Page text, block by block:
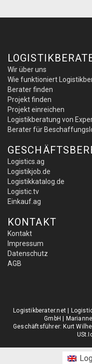
Wir über uns
Wie funktioniert
Berater finden
Projekt finden
Projekt einreichen
Logistikberatung von
Berater für
Logistics.ag
Logistikjob.de
Logistikkatalog.de
Logistic.tv
Einkauf.ag
KONTAKT
Kontakt
Impressum
Datenschutz
AGB
Logistikberater.net |
GmbH |
Geschäftsführer: Kurt